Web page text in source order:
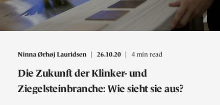
Ninna Ørhøj Lauridsen 26.10.20 4 min read
Die Zukunft der Klinker- und
Ziegelsteinbranche: Wie sieht sie aus?